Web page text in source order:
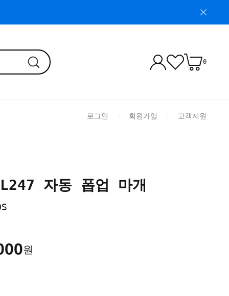
0
로그인 회원가입 고객지원
자동 폽업 마개
원